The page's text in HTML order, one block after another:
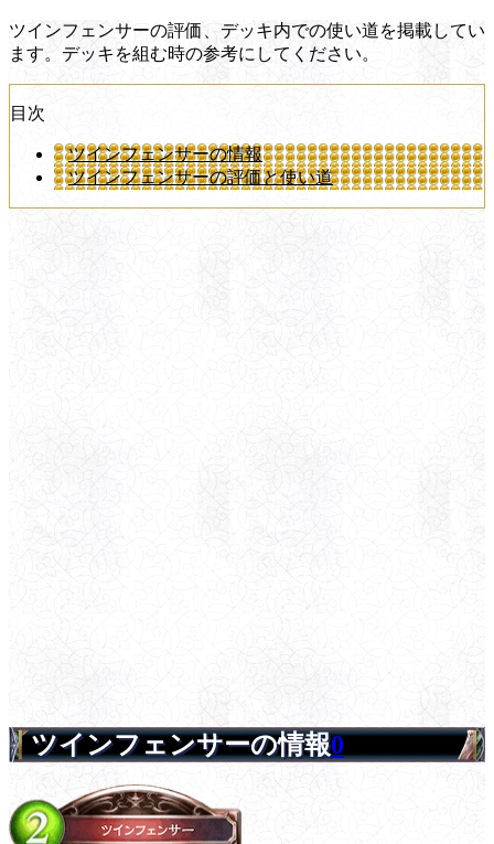
ツインフェンサーの評価、デッキ内での使い道を掲載してい
ます。デッキを組む時の参考にしてください。
目次
ツインフェンサーの情報
ツインフェンサーの評価と使い道
ツインフェンサーの情報0